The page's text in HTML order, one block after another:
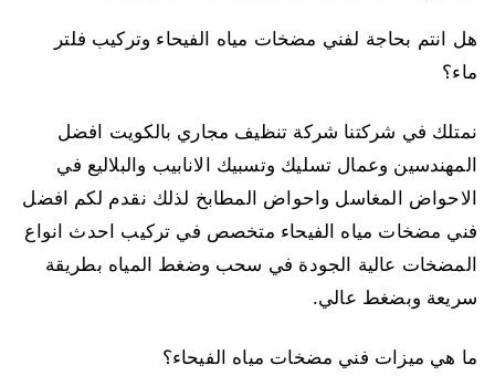
هل انتم بحاجة لفني مضخات مياه الفيحاء وتركيب فلتر
ماء؟
نمتلك في شركتنا شركة تنظيف مجاري بالكويت افضل
المهندسين وعمال تسليك وتسبيك الانابيب والبلاليع في
الاحواض المغاسل واحواض المطابخ لذلك نقدم لكم افضل
فني مضخات مياه الفيحاء متخصص في تركيب احدث انواع
المضخات عالية الجودة في سحب وضغط المياه بطريقة
سريعة وبضغط عالي.
ما هي ميزات فني مضخات مياه الفيحاء؟